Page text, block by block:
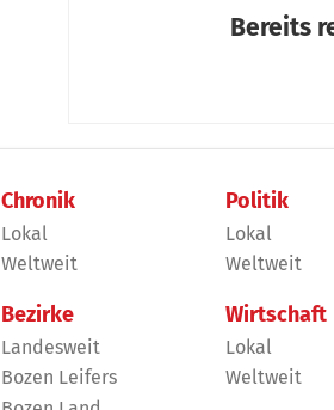
Chronik
Lokal
Weltweit
Bezirke
Landesweit
Bozen Leifers
Politik
Lokal
Weltweit
Wirtschaft
Lokal
Weltweit